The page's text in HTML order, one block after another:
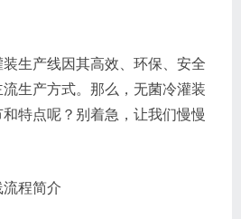
生产线因其高效、环保、安全
生产方式。那么，无菌冷灌装
特点呢？别着急，让我们慢慢
程简介